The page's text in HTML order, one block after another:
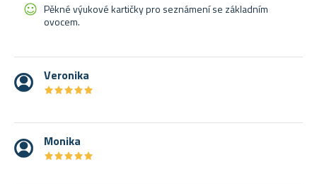
Pěkné výukové kartičky pro seznámení se základním
ovocem.
Veronika
★★★★★
★★★★★
Monika
★★★★★
★★★★★